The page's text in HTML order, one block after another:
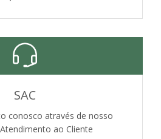
SAC
conosco através de nosso
ao Cliente